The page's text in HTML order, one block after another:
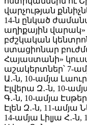
վարչության
14-ն ընկած
աղիքային վարակ»
բժշկական
ստացիոնար
Հայաստանի»
աշակերտներ՝ 7-
Ա․-ն, 10-ամյա
Էլվերա Զ․-ն, 10-
Գ․-ն, 10-ամյա
Էլեն Զ․-ն, 11-ամյա
14-ամյա Լիլյա Հ․-